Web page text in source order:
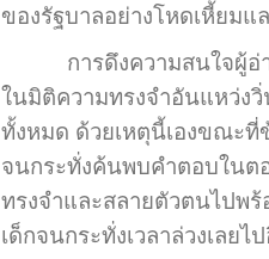
ของรัฐบาลอย่างโหดเหี้ยมแ
การดึงความสนใจผู้อ่
ในมิติความทรงจำอันแหว่งวิ่
ทั้งหมด ด้วยเหตุนี้เองขณะที่
จนกระทั่งค้นพบคำตอบในต
ทรงจำและสลายตัวตนไปพร้
เด็กจนกระทั่งเวลาล่วงเลย